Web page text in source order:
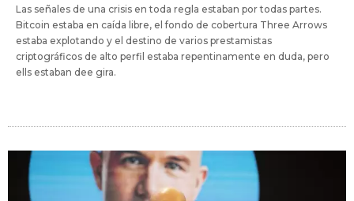
Las señales de una crisis en toda regla estaban por todas partes.
Bitcoin estaba en caída libre, el fondo de cobertura Three Arrows
estaba explotando y el destino de varios prestamistas
criptográficos de alto perfil estaba repentinamente en duda, pero
ells estaban dee gira.